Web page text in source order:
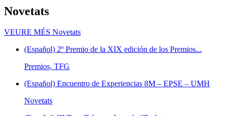
Novetats
VEURE MÉS Novetats
(Español) 2º Premio de la XIX edición de los Premios...
Premios, TFG
(Español) Encuentro de Experiencias 8M – EPSE – UMH
Novetats